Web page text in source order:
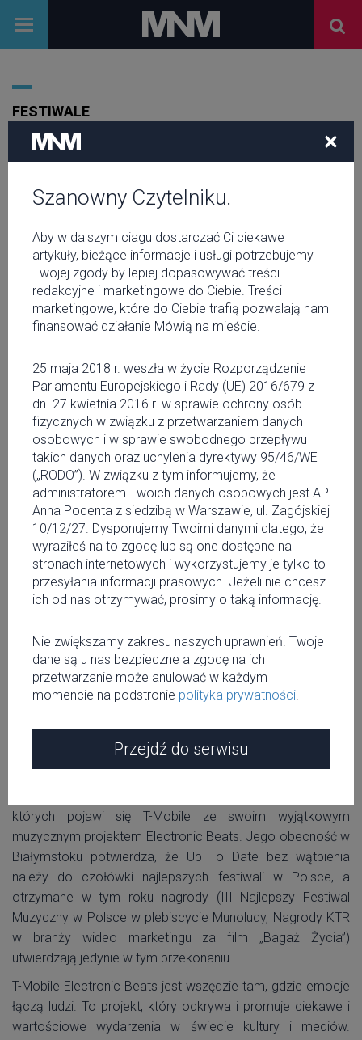
FESTIWALE
1 czerwca
PIERWSI ARTYŚCI 8.
EDYCJI UP TO DATE
FESTIVAL
Kilka dni temu poznaliśmy datę tegorocznego Up To
Date Festival. Teraz poznajemy pierwszych artystów,
którzy pojawią się na festiwalowych scenach 8 i 9
września w Białymstoku. Ponownie miejsca, w których
pojawi się ekipa Up To Date wypełnią się muzyką po
brzegi, a Białystok na dwa dni stanie się miastem
brzmiącym wyszukaną elektroniką i niebanalnym rapem.
których pojawi się T-Mobile ze swoim wyjątkowym
muzycznym projektem Electronic Beats. Jego obecność w
Białymstoku potwierdza, że Up To Date bez wątpienia
należy do czołówki najlepszych festiwali w Polsce, a
otrzymane w tym roku nagrody (III Najlepszy Festiwal
Muzyczny w Polsce w plebiscycie Munoludy, Nagrody KTR
w branży wideo marketingu za film „Bagaż Życia”)
utwierdzają jedynie w tym przekonaniu.
T-Mobile Electronic Beats jest wszędzie tam, gdzie emocje
łączą ludzi. To projekt, który odkrywa i promuje ciekawe i
wartościowe wydarzenia w świecie kultury i mediów.
×
Szanowny Czytelniku.
Aby w dalszym ciagu dostarczać Ci ciekawe
artykuły, bieżące informacje i usługi potrzebujemy
Twojej zgody by lepiej dopasowywać treści
redakcyjne i marketingowe do Ciebie. Treści
marketingowe, które do Ciebie trafią pozwalają nam
finansować działanie Mówią na mieście.
25 maja 2018 r. weszła w życie Rozporządzenie
Parlamentu Europejskiego i Rady (UE) 2016/679 z
dn. 27 kwietnia 2016 r. w sprawie ochrony osób
fizycznych w związku z przetwarzaniem danych
osobowych i w sprawie swobodnego przepływu
takich danych oraz uchylenia dyrektywy 95/46/WE
(„RODO”). W związku z tym informujemy, że
administratorem Twoich danych osobowych jest AP
Anna Pocenta z siedzibą w Warszawie, ul. Zagójskiej
10/12/27. Dysponujemy Twoimi danymi dlatego, że
wyraziłeś na to zgodę lub są one dostępne na
stronach internetowych i wykorzystujemy je tylko to
przesyłania informacji prasowych. Jeżeli nie chcesz
ich od nas otrzymywać, prosimy o taką informację.
Nie zwiększamy zakresu naszych uprawnień. Twoje
dane są u nas bezpieczne a zgodę na ich
przetwarzanie może anulować w każdym
momencie na podstronie polityka prywatności.
Przejdź do serwisu